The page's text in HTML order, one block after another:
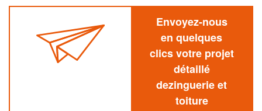
Envoyez-nous
en quelques
clics votre projet
détaillé
dezinguerie et
toiture